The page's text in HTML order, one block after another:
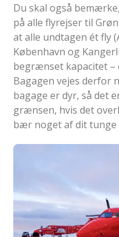
Du skal også
på alle flyrejser til
at alle undtagen ét fly
København og
begrænset kapacitet –
Bagagen vejes derfor
bagage er dyr, så det
grænsen, hvis det
bær noget af dit tunge